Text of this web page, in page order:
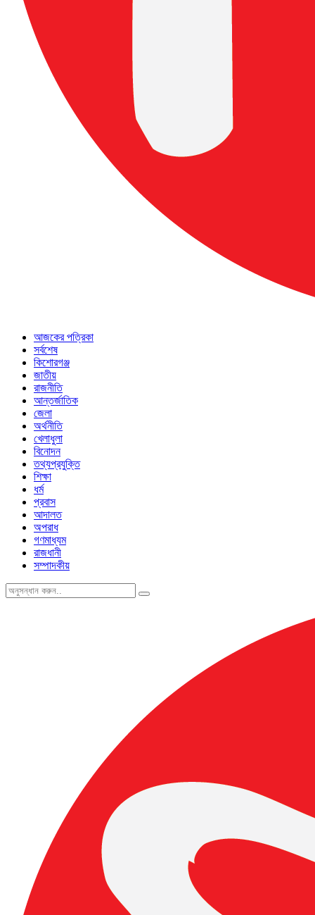
আজকের পত্রিকা
সর্বশেষ
কিশোরগঞ্জ
জাতীয়
রাজনীতি
আন্তর্জাতিক
জেলা
অর্থনীতি
খেলাধুলা
বিনোদন
তথ্যপ্রযুক্তি
শিক্ষা
ধর্ম
প্রবাস
আদালত
অপরাধ
গণমাধ্যম
রাজধানী
সম্পাদকীয়